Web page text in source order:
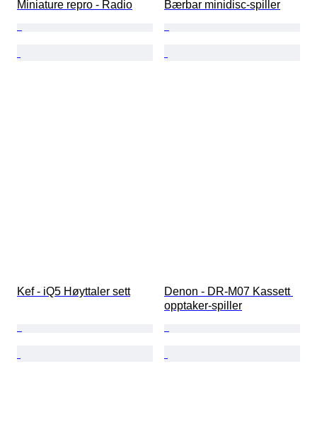
Miniature repro - Radio Bærbar minidisc-spiller
Kef - iQ5 Høyttaler sett
Denon - DR-M07 Kassett
opptaker-spiller